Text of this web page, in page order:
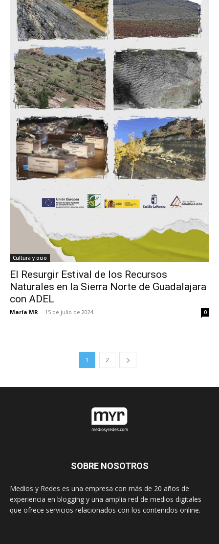
Cultura y ocio
El Resurgir Estival de los Recursos
Naturales en la Sierra Norte de Guadalajara
con ADEL
María MR - 15 de julio de 2024 0
1 2
SOBRE NOSOTROS
Medios y Redes es una empresa con más de 20 años de
experiencia en blogging y una amplia red de medios digitales
que ofrece servicios relacionados con los contenidos online.